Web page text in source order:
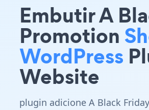
Embutir A
Promotion
WordPress
Website
plugin adicione A Black